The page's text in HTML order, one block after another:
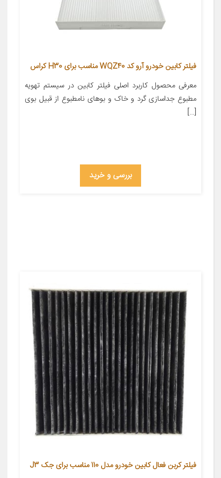
فیلتر کابین خودرو آرو کد WQZ40 مناسب برای H30 کراس
معرفی محصول کاربرد اصلی فیلتر کابین در سیستم تهویه
مطبوع جداسازی گرد و خاک و بوهای نامطبوع از قبیل بوی
[…]
بررسی و خرید
فیلتر کربن فعال کابین خودرو مدل 110 مناسب برای جک J3